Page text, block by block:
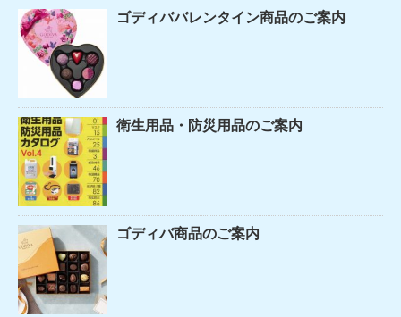
ゴディババレンタイン商品のご案内
衛生用品・防災用品のご案内
ゴディバ商品のご案内